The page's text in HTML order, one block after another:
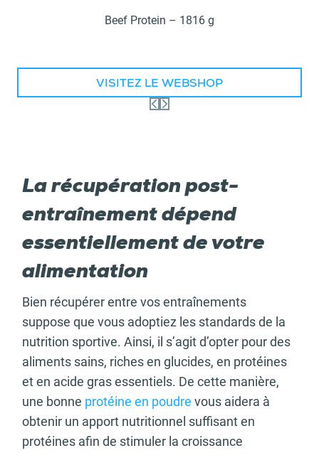
Beef Protein – 1816 g
VISITEZ LE WEBSHOP
La récupération post-
entraînement dépend
essentiellement de votre
alimentation
Bien récupérer entre vos entraînements
suppose que vous adoptiez les standards de la
nutrition sportive. Ainsi, il s’agit d’opter pour des
aliments sains, riches en glucides, en protéines
et en acide gras essentiels. De cette manière,
une bonne protéine en poudre vous aidera à
obtenir un apport nutritionnel suffisant en
protéines afin de stimuler la croissance